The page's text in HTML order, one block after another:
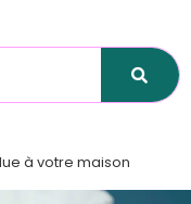
à votre maison